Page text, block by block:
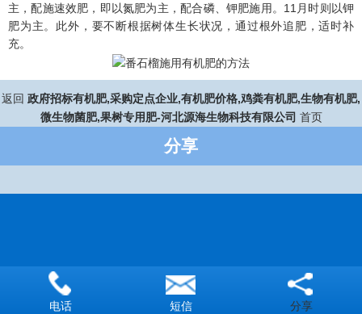
主，配施速效肥，即以氮肥为主，配合磷、钾肥施用。11月时则以钾
肥为主。此外，要不断根据树体生长状况，通过根外追肥，适时补
充。
返回 政府招标有机肥,采购定点企业,有机肥价格,鸡粪有机肥,生物有机肥,
微生物菌肥,果树专用肥-河北源海生物科技有限公司 首页
分享
电话 短信 分享